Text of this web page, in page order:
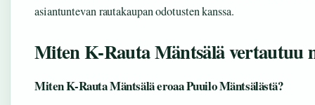
asiantuntevan rautakaupan odotusten kanssa.
Miten K-Rauta Mäntsälä vertautuu
Miten K-Rauta Mäntsälä eroaa Puuilo Mäntsälästä?